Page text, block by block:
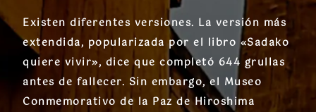
Existen diferentes versiones. La versión más
extendida, popularizada por el libro «Sadako
quiere vivir», dice que completó 644 grullas
antes de fallecer. Sin embargo, el Museo
Conmemorativo de la Paz de Hiroshima